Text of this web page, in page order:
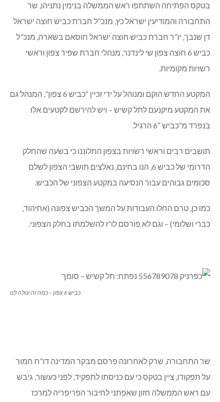
בטקס הפתיחה השתתפו ראש הממשלה בנימין נתניהו, שר
התחבורה והמודיעין ישראל כץ, מנכ”ל חברת כביש חוצה ישראל
דן שנבך, יו”ר חברת כביש חוצה ישראל חוסאם בשארה, מנכ”ל
כביש 6 חוצה צפון שי לינדנר, מנהלי חברת שפיר צפון וראשי
רשויות מקומיות.
המקטע החדש הוקם ומנוהל על ידי זכיין “כביש 6 צפון”, המנהל גם
את המקטע מיקנעם לתל קשיש – ויש להירשם לקטעים אלו
בנפרד מ”כביש 6″ הרגיל.
תושבים רבים וראשי רשויות בצפון התלוננו כי בשעה שהחלק
הדרומי של כביש 6, הנו בחינם, נאלצים תושבי הצפון לשלם
סכומים גבוהים עבור הנסיעה במקטע הצפוני של הכביש.
כמו כן, טרם החלו העבודות על המשך הכביש צפונה (אחיהוד,
כברי ושלומי) – וגם לא פורסם לו”ז להשלמתו בחלק הצפוני.
כביש 6 צפון – כמה זה עולה לנו
שר התחבורה, שרק לאחרונה פרסם מבקר המדינה דו”ח חמור
על תפקודו, ציין בטקס כי עם כניסתו לתפקיד, לפני כעשור, גיבש
עם ראש הממשלה חזון שאפתני לחיבור הפריפריה למרכז